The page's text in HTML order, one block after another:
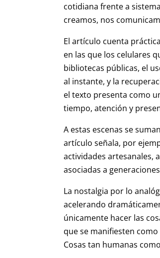
cotidiana frente a
creamos, nos
El artículo cuenta
en las que los celulares
bibliotecas públicas, el
al instante, y la
el texto presenta como
tiempo, atención y
A estas escenas se
artículo señala, por
actividades artesanales,
asociadas a
La nostalgia por lo
acelerando
únicamente hacer las
que se manifiesten
Cosas tan humanas